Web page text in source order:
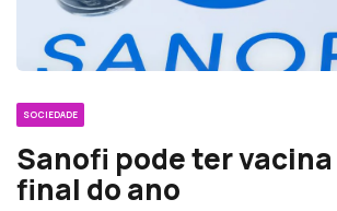
SOCIEDADE
Sanofi pode ter
final do ano